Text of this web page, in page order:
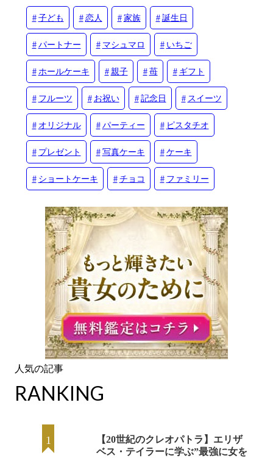
子ども 恋人 家族 誕生日
パートナー マシュマロ いちご
ホールケーキ 親子 苺 ギフト
フルーツ お祝い 記念日 スイーツ
オリジナル パーティー ピスタチオ
プレゼント 写真ケーキ ケーキ
ショートケーキ チョコ ファミリー
RANKING
【20世紀のクレオパトラ】エリザ
ベス・テイラーに学ぶ”最強に女を